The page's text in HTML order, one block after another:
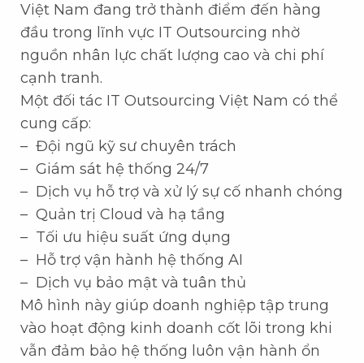
Việt Nam đang trở thành điểm đến hàng
đầu trong lĩnh vực IT Outsourcing nhờ
nguồn nhân lực chất lượng cao và chi phí
cạnh tranh.
Một đối tác IT Outsourcing Việt Nam có thể
cung cấp:
– Đội ngũ kỹ sư chuyên trách
– Giám sát hệ thống 24/7
– Dịch vụ hỗ trợ và xử lý sự cố nhanh chóng
– Quản trị Cloud và hạ tầng
– Tối ưu hiệu suất ứng dụng
– Hỗ trợ vận hành hệ thống AI
– Dịch vụ bảo mật và tuân thủ
Mô hình này giúp doanh nghiệp tập trung
vào hoạt động kinh doanh cốt lõi trong khi
vẫn đảm bảo hệ thống luôn vận hành ổn